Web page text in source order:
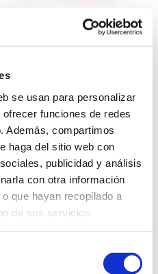
se usan para personalizar
funciones de redes
Además, compartimos
haga del sitio web con
publicidad y análisis
con otra información
que hayan recopilado a
de sus servicios.
Maleta Grass
Neceser Cuero &